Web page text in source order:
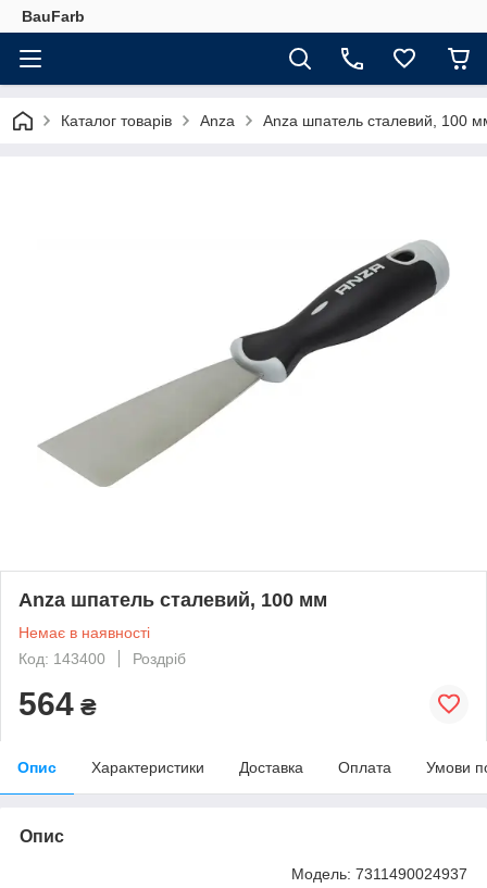
BauFarb
Каталог товарів Anza Anza шпатель сталевий, 100
Anza шпатель сталевий, 100 мм
Немає в наявності
Код: 143400
Роздріб
564 ₴
Опис Характеристики Доставка Оплата Умови
Опис
Модель: 7311490024937